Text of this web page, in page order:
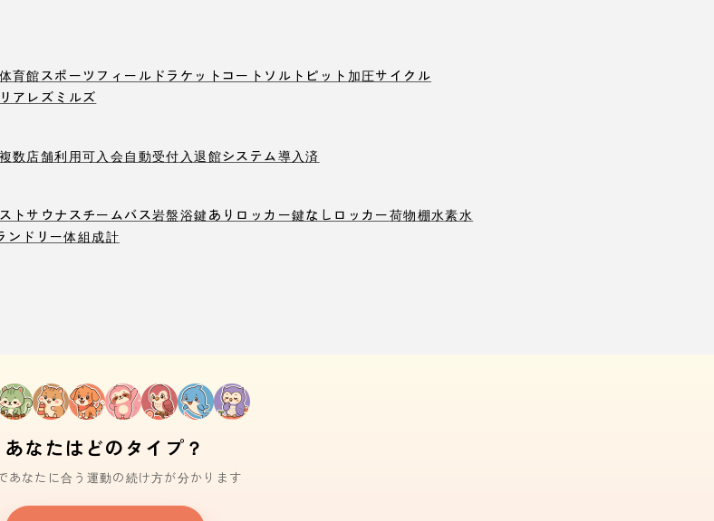
体育館スポーツフィールド ラケットコート ソルトピット 加圧サイクル
ア レズミルズ
複数店舗利用可入会自動受付 入退館システム導入済
トサウナ スチームバス岩盤浴鍵ありロッカー鍵なしロッカー荷物棚水素水
ンドリー体組成計
あなたはどのタイプ？
あなたに合う運動の続け方が分かります